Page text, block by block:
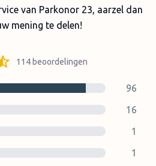
van Parkonor 23, aarzel dan
mening te delen!
114 beoordelingen
96
16
1
1